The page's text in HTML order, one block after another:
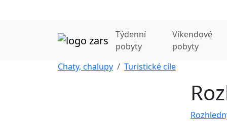
Týdenní
pobyty
Víkendové
pobyty
Chaty, chalupy
Turistické cíle